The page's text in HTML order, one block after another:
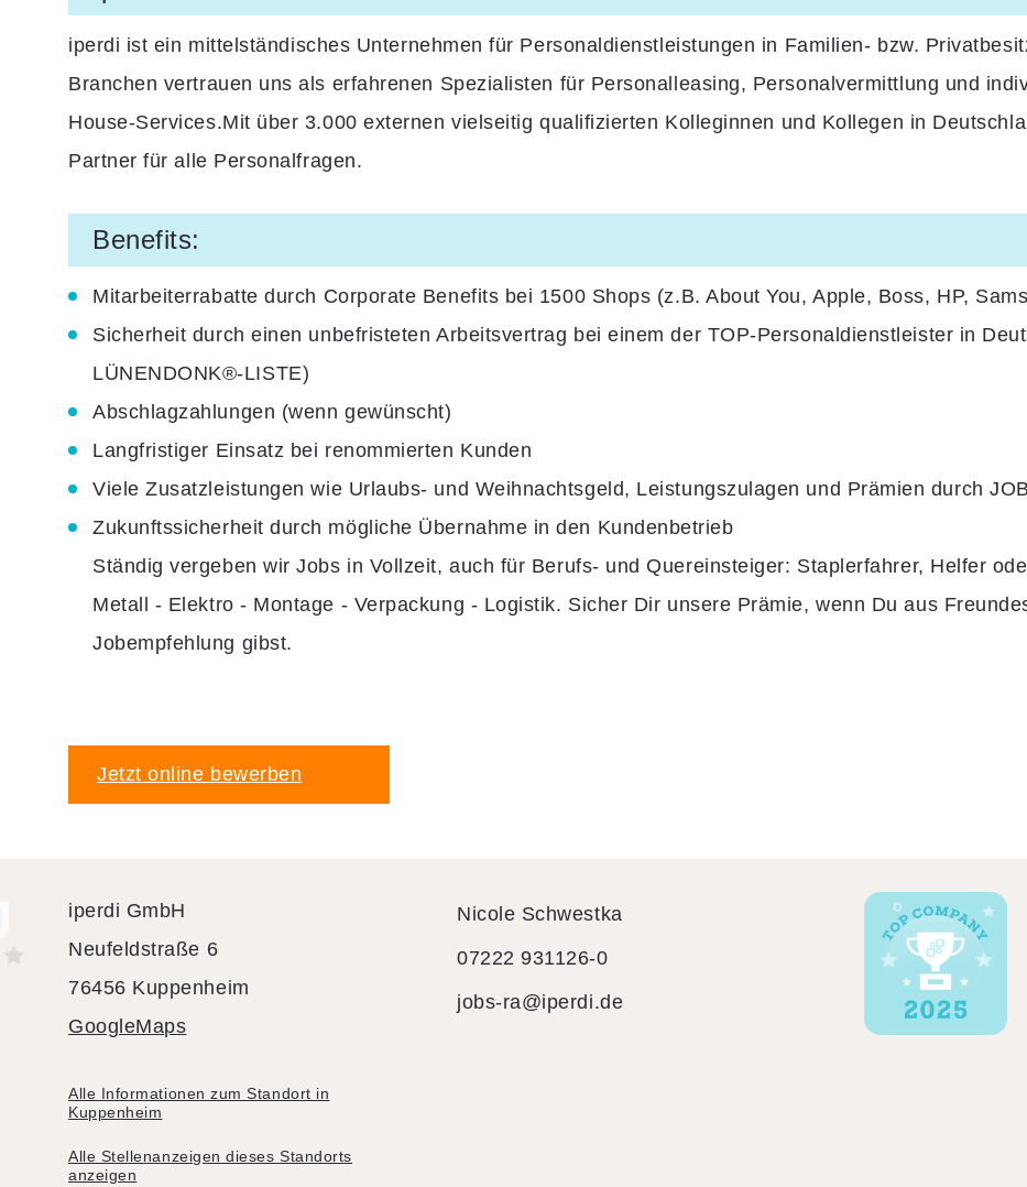
iperdi ist ein mittelständisches Unternehmen für Personaldienstleistungen in Familien- bzw.
Branchen vertrauen uns als erfahrenen Spezialisten für Personalleasing, Personalvermittlung und
House-Services.Mit über 3.000 externen vielseitig qualifizierten Kolleginnen und Kollegen in
Partner für alle Personalfragen.
Benefits:
Mitarbeiterrabatte durch Corporate Benefits bei 1500 Shops (z.B. About You, Apple, Boss, HP,
Sicherheit durch einen unbefristeten Arbeitsvertrag bei einem der TOP-Personaldienstleister in
LÜNENDONK®-LISTE)
Abschlagzahlungen (wenn gewünscht)
Langfristiger Einsatz bei renommierten Kunden
VieleZusatzleistungen wie Urlaubs- und Weihnachtsgeld, Leistungszulagen und Prämien durch
Zukunftssicherheit durch mögliche Übernahme in den Kundenbetrieb
Ständig vergeben wir Jobs in Vollzeit, auch für Berufs- und Quereinsteiger: Staplerfahrer, Helfer
Metall - Elektro - Montage - Verpackung - Logistik. Sicher Dir unsere Prämie, wenn Du aus
Jobempfehlung gibst.
Jetzt online bewerben
iperdi GmbH
Neufeldstraße 6
76456 Kuppenheim
GoogleMaps
Alle Informationen zum Standort in
Kuppenheim
Alle Stellenanzeigen dieses Standorts
anzeigen
Nicole Schwestka
07222 931126-0
jobs-ra@iperdi.de